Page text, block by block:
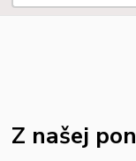
Z našej